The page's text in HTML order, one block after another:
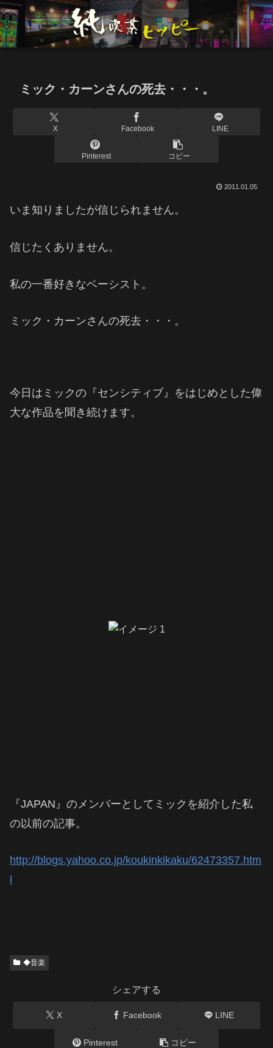
ミック・カーンさんの死去・・・。
X Facebook LINE
Pinterest コピー
2011.01.05
いま知りましたが信じられません。
信じたくありません。
私の一番好きなベーシスト。
ミック・カーンさんの死去・・・。
今日はミックの『センシティブ』をはじめとした偉
大な作品を聞き続けます。
『JAPAN』のメンバーとしてミックを紹介した私
の以前の記事。
http://blogs.yahoo.co.jp/koukinkikaku/62473357.htm
◆音楽
シェアする
X Facebook LINE
Pinterest コピー